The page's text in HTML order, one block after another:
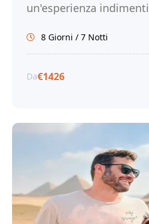
un'esperienza
8 Giorni / 7 Notti
Da€1426